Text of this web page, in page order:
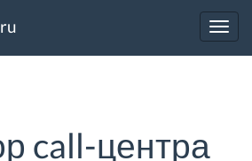
call-центра